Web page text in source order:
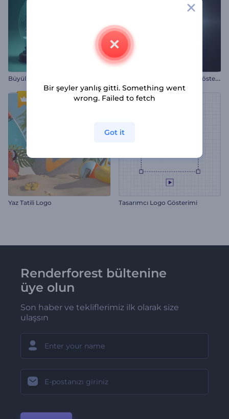
Büyülü Kar Küresi Jeneriği A
kışkan Parçacıklar Logo Gösterimi
Yaz Tatili Logo Tasarımcı Logo Gösterimi
Renderforest bültenine
üye olun
Son haber ve tekliflerimiz ilk olarak size
ulaşsın
Bir şeyler yanlış gitti. Something went
wrong. Failed to fetch
Got it